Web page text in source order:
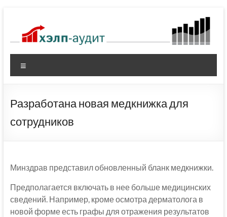
содержимому
Разработана новая медкнижка для
сотрудников
Минздрав представил обновленный бланк медкнижки.
Предполагается включать в нее больше медицинских
сведений. Например, кроме осмотра дерматолога в
новой форме есть графы для отражения результатов